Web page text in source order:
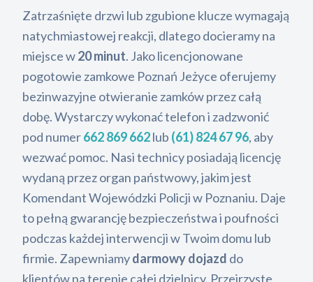
Zatrzaśnięte drzwi lub zgubione klucze wymagają
natychmiastowej reakcji, dlatego docieramy na
miejsce w20 minut. Jako licencjonowane
pogotowie zamkowe Poznań Jeżyce oferujemy
bezinwazyjne otwieranie zamków przez całą
dobę. Wystarczy wykonać telefon i zadzwonić
pod numer662 869 662lub (61) 824 67 96, aby
wezwać pomoc. Nasi technicy posiadają licencję
wydaną przez organ państwowy, jakim jest
Komendant Wojewódzki Policji w Poznaniu. Daje
to pełną gwarancję bezpieczeństwa i poufności
podczas każdej interwencji w Twoim domu lub
firmie. Zapewniamydarmowy dojazd do
klientów na terenie całej dzielnicy. Przejrzyste